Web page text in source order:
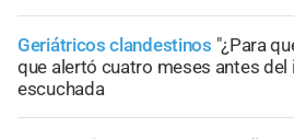
Geriátricos clandestinos "¿Para
que alertó cuatro meses antes
escuchada